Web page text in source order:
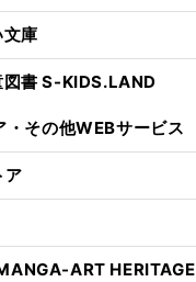
庫
図書 S-KIDS.LAND
その他WEBサービス
ア
ART HERITAGE